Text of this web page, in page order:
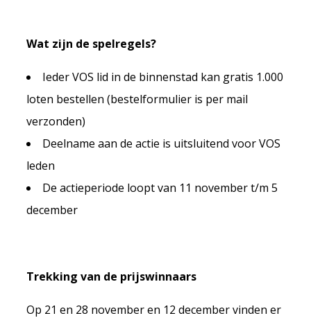
Wat zijn de spelregels?
Ieder VOS lid in de binnenstad kan gratis 1.000
loten bestellen (bestelformulier is per mail
verzonden)
Deelname aan de actie is uitsluitend voor VOS
leden
De actieperiode loopt van 11 november t/m 5
december
Trekking van de prijswinnaars
Op 21 en 28 november en 12 december vinden er